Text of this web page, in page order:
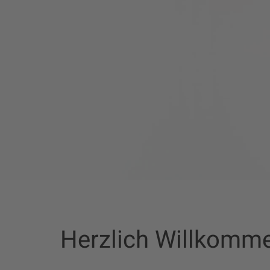
Herzlich